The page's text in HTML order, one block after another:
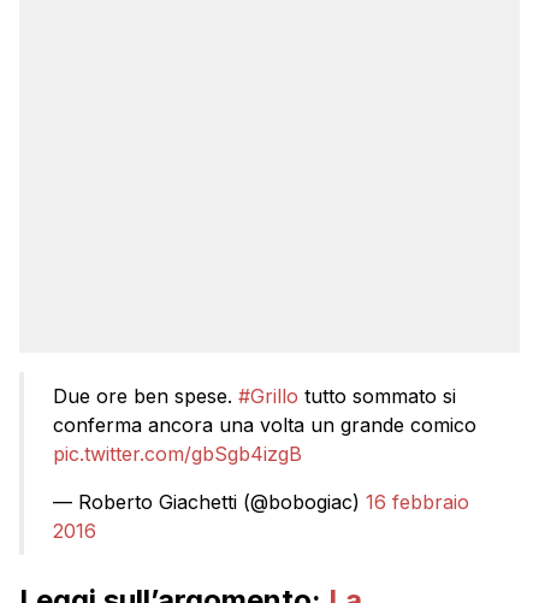
Due ore ben spese. #Grillo tutto sommato si
conferma ancora una volta un grande comico
pic.twitter.com/gbSgb4izgB
— Roberto Giachetti (@bobogiac) 16 febbraio
2016